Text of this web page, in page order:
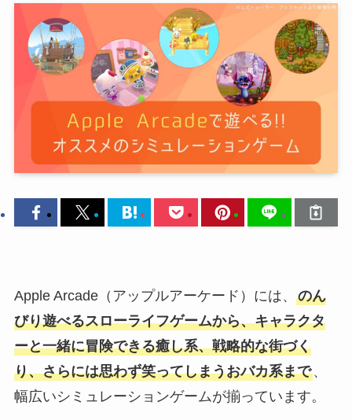
Apple Arcade（アップルアーケード）には、 のん
びり遊べるスローライフゲームから、キャラクタ
ーと一緒に冒険できる癒し系、戦略的な街づく
り、さらには思わず笑ってしまうおバカ系まで、
幅広いシミュレーションゲームが揃っています。